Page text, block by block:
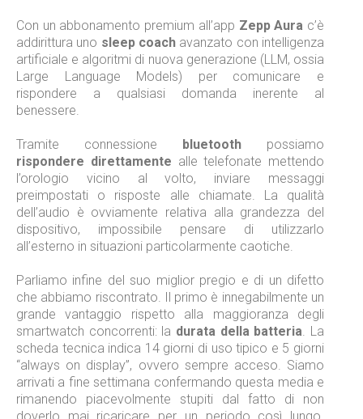
Con un abbonamento premium all’app Zepp Aura c’è
addirittura uno sleep coach avanzato con intelligenza
artificiale e algoritmi di nuova generazione (LLM, ossia
Large Language Models) per comunicare e
rispondere a qualsiasi domanda inerente al
benessere.
Tramite connessione bluetooth possiamo
rispondere direttamente alle telefonate mettendo
l’orologio vicino al volto, inviare messaggi
preimpostati o risposte alle chiamate. La qualità
dell’audio è ovviamente relativa alla grandezza del
dispositivo, impossibile pensare di utilizzarlo
all’esterno in situazioni particolarmente caotiche.
Parliamo infine del suo miglior pregio e di un difetto
che abbiamo riscontrato. Il primo è innegabilmente un
grande vantaggio rispetto alla maggioranza degli
smartwatch concorrenti: la durata della batteria . La
scheda tecnica indica 14 giorni di uso tipico e 5 giorni
“always on display”, ovvero sempre acceso. Siamo
arrivati a fine settimana confermando questa media e
rimanendo piacevolmente stupiti dal fatto di non
doverlo mai ricaricare per un periodo così lungo.